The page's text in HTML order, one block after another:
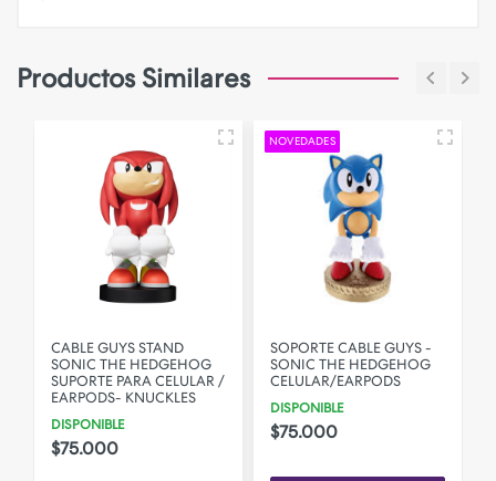
Productos Similares
CABLE GUYS STAND
SONIC THE HEDGEHOG
SUPORTE PARA CELULAR /
EARPODS- KNUCKLES
DISPONIBLE
$75.000
NOVEDADES
SOPORTE CABLE GUYS -
SONIC THE HEDGEHOG
CELULAR/EARPODS
DISPONIBLE
$75.000